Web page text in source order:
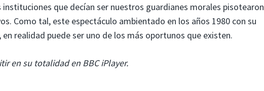
que decían ser nuestros guardianes morales pisotearon
Como tal, este espectáculo ambientado en los años 1980 con su
realidad puede ser uno de los más oportunos que existen.
en su totalidad en BBC iPlayer.